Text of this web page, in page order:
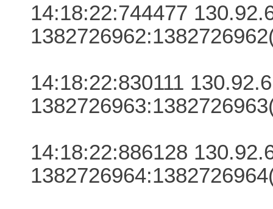
14:18:22:744477
14:18:22:830111
14:18:22:886128